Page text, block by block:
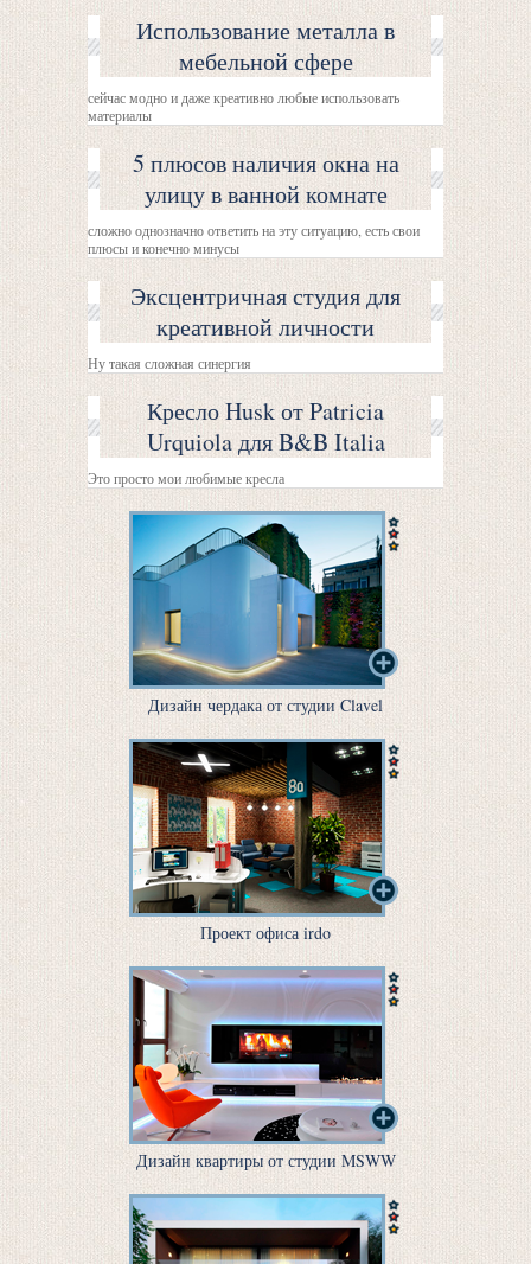
Использование металла в
мебельной сфере
сейчас модно и даже креативно любые использовать
материалы
5 плюсов наличия окна на
улицу в ванной комнате
сложно однозначно ответить на эту ситуацию, есть свои
плюсы и конечно минусы
Эксцентричная студия для
креативной личности
Ну такая сложная синергия
Кресло Husk от Patricia
Urquiola для B&B Italia
Это просто мои любимые кресла
Дизайн чердака от студии Clavel
Проект офиса irdo
Дизайн квартиры от студии MSWW